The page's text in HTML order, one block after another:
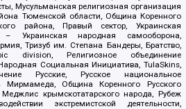
Мусульманская религиозная организация
Тюменской области, Община Коренного
района, Правый сектор, Украинская
– Украинская народная самооборона,
Тризуб им. Степана Бандеры, Братство,
division, Религиозное объединение
Социальная Инициатива, TulaSkins,
Русские, Русское национальное
Мирмамеда, Община Коренного Русского
крымскотатарского народа, Рубеж
экстремистской деятельности,